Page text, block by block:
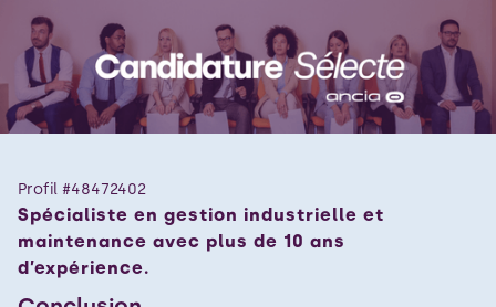
Profil #48472402
Spécialiste en gestion industrielle et
maintenance avec plus de 10 ans
d’expérience.